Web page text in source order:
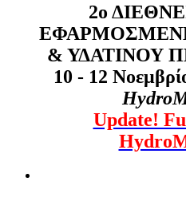
2ο
& ΥΔΑΤΙΝΟΥ
10 - 12
Update!